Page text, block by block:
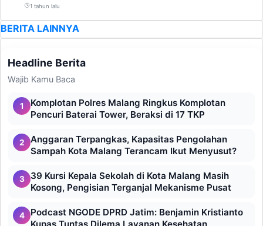
1 tahun lalu
BERITA LAINNYA
Headline Berita
Wajib Kamu Baca
1
Komplotan Polres Malang Ringkus Komplotan
Pencuri Baterai Tower, Beraksi di 17 TKP
2
Anggaran Terpangkas, Kapasitas Pengolahan
Sampah Kota Malang Terancam Ikut Menyusut?
3
39 Kursi Kepala Sekolah di Kota Malang Masih
Kosong, Pengisian Terganjal Mekanisme Pusat
4
Podcast NGODE DPRD Jatim: Benjamin Kristianto